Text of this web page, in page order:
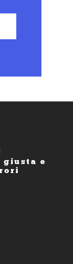
giusta e